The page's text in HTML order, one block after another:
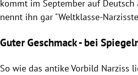
kommt im September auf Deutsch
nennt ihn gar "Weltklasse-
Guter Geschmack - bei
So wie das antike Vorbild Narziss